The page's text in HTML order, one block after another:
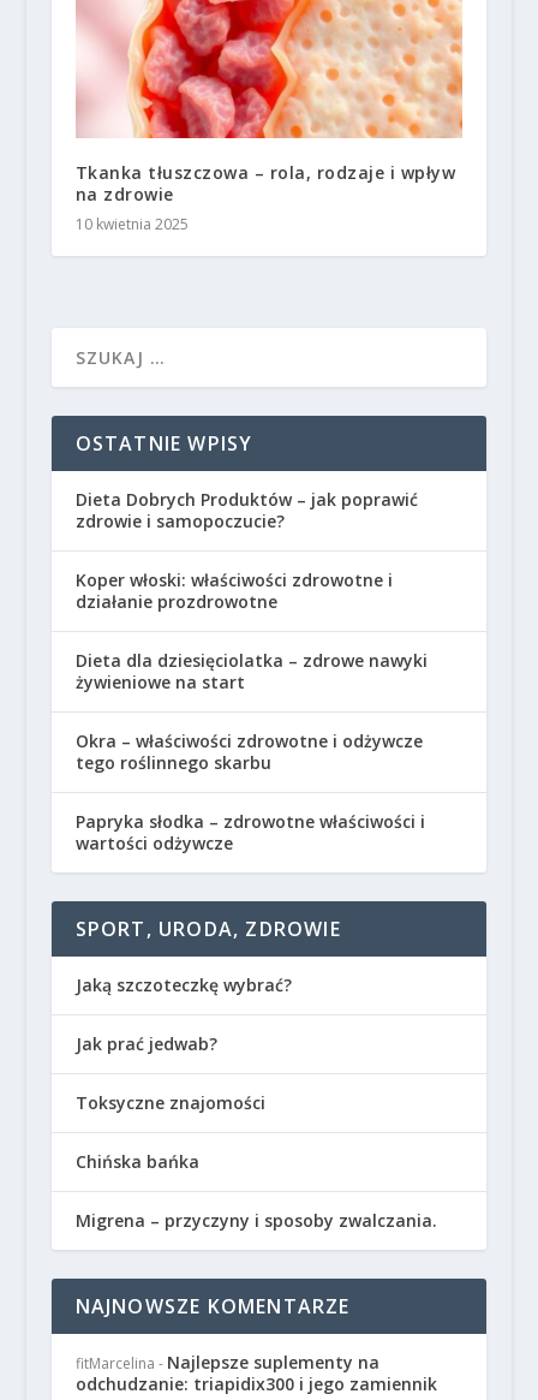
Tkanka tłuszczowa – rola, rodzaje i wpływ
na zdrowie
10 kwietnia 2025
OSTATNIE WPISY
Dieta Dobrych Produktów – jak poprawić
zdrowie i samopoczucie?
Koper włoski: właściwości zdrowotne i
działanie prozdrowotne
Dieta dla dziesięciolatka – zdrowe nawyki
żywieniowe na start
Okra – właściwości zdrowotne i odżywcze
tego roślinnego skarbu
Papryka słodka – zdrowotne właściwości i
wartości odżywcze
SPORT, URODA, ZDROWIE
Jaką szczoteczkę wybrać?
Jak prać jedwab?
Toksyczne znajomości
Chińska bańka
Migrena – przyczyny i sposoby zwalczania.
NAJNOWSZE KOMENTARZE
fitMarcelina - Najlepsze suplementy na
odchudzanie: triapidix300 i jego zamiennik